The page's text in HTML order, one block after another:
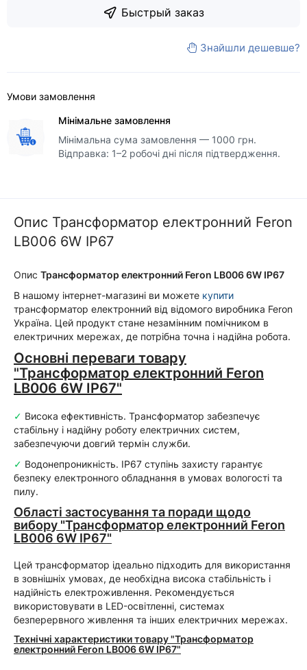
Быстрый заказ
Знайшли дешевше?
Умови замовлення
Мінімальне замовлення
Мінімальна сума замовлення — 1000 грн.
Відправка: 1–2 робочі дні після підтвердження.
Опис Трансформатор електронний Feron
LB006 6W IP67
Опис Трансформатор електронний Feron LB006 6W IP67
В нашому інтернет-магазині ви можете купити
трансформатор електронний від відомого виробника Feron
Україна. Цей продукт стане незамінним помічником в
електричних мережах, де потрібна точна і надійна робота.
Основні переваги товару
"Трансформатор електронний Feron
LB006 6W IP67"
✓ Висока ефективність. Трансформатор забезпечує
стабільну і надійну роботу електричних систем,
забезпечуючи довгий термін служби.
✓ Водонепроникність. IP67 ступінь захисту гарантує
безпеку електронного обладнання в умовах вологості та
пилу.
Області застосування та поради щодо
вибору "Трансформатор електронний Feron
LB006 6W IP67"
Цей трансформатор ідеально підходить для використання
в зовнішніх умовах, де необхідна висока стабільність і
надійність електроживлення. Рекомендується
використовувати в LED-освітленні, системах
безперервного живлення та інших електричних мережах.
Технічні характеристики товару "Трансформатор
електронний Feron LB006 6W IP67"